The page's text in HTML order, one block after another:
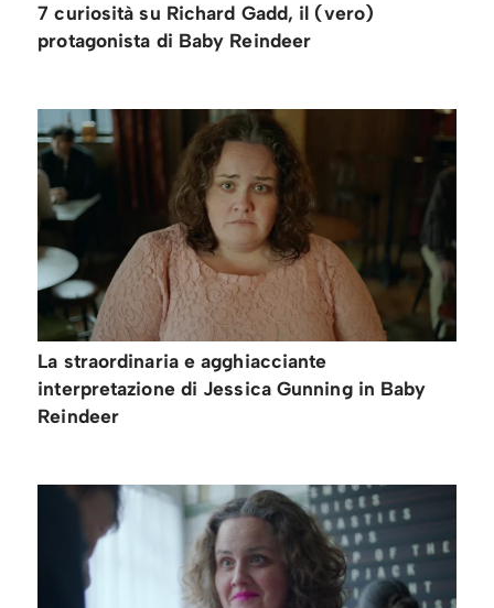
7 curiosità su Richard Gadd, il (vero)
protagonista di Baby Reindeer
La straordinaria e agghiacciante
interpretazione di Jessica Gunning in Baby
Reindeer